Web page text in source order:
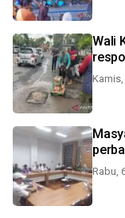
Wali
Rabu,